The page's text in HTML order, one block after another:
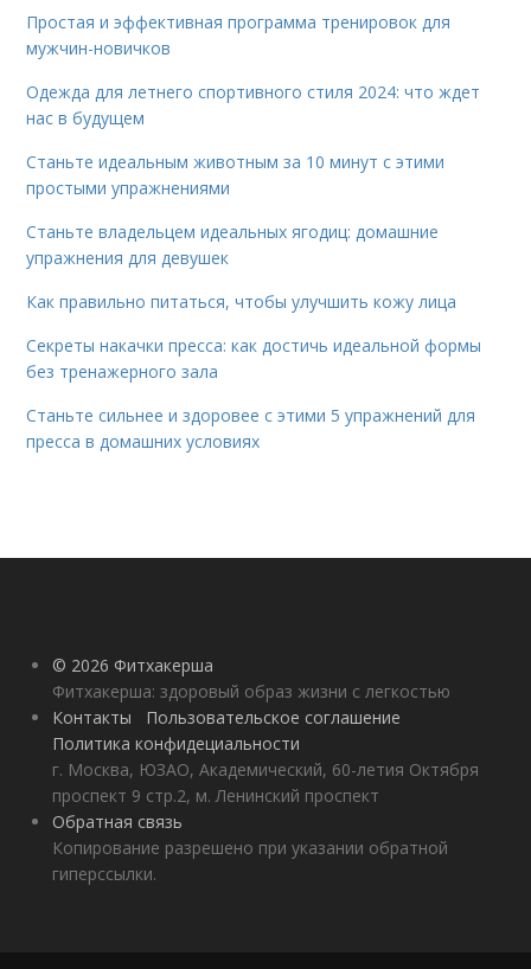
Простая и эффективная программа тренировок для
мужчин-новичков
Одежда для летнего спортивного стиля 2024: что ждет
нас в будущем
Станьте идеальным животным за 10 минут с этими
простыми упражнениями
Станьте владельцем идеальных ягодиц: домашние
упражнения для девушек
Как правильно питаться, чтобы улучшить кожу лица
Секреты накачки пресса: как достичь идеальной формы
без тренажерного зала
Станьте сильнее и здоровее с этими 5 упражнений для
пресса в домашних условиях
© 2026 Фитхакерша
Фитхакерша: здоровый образ жизни с легкостью
Контакты
Пользовательское соглашение
Политика конфидециальности
г. Москва, ЮЗАО, Академический, 60-летия Октября
проспект 9 стр.2, м. Ленинский проспект
Обратная связь
Копирование разрешено при указании обратной
гиперссылки.